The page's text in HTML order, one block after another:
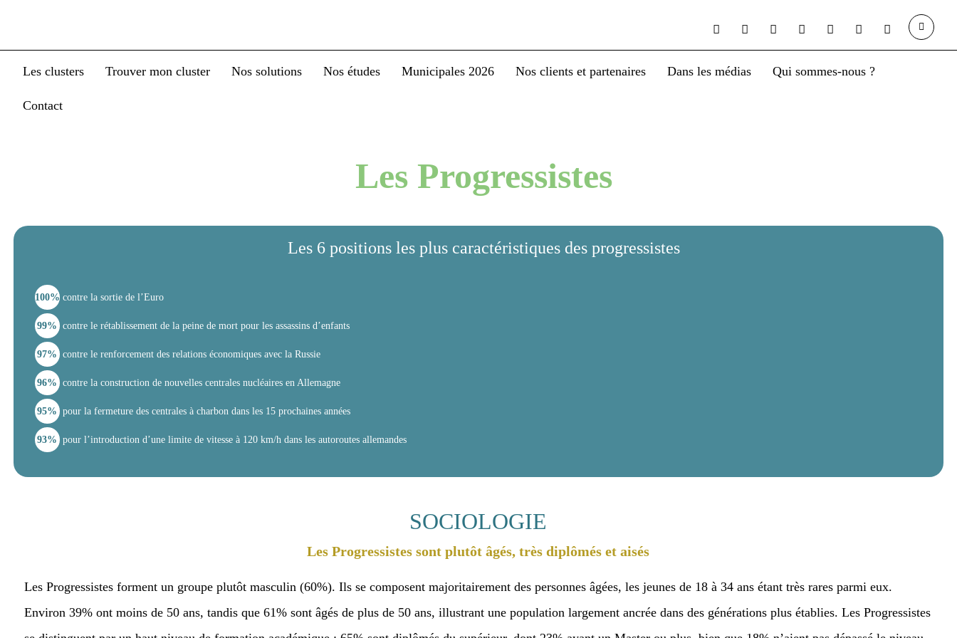
Les clusters Trouver mon cluster Nos solutions Nos études Municipales 2026 Nos clients et partenaires Dans les médias Qui sommes-nous ? Contact
Les 6 positions les plus caractéristiques des progressistes
99% contre le rétablissement de la peine de mort pour les assassins d’enfants
97% contre le renforcement des relations économiques avec la Russie
96% contre la construction de nouvelles centrales nucléaires en Allemagne
95% pour la fermeture des centrales à charbon dans les 15 prochaines années
93% pour l’introduction d’une limite de vitesse à 120 km/h dans les autoroutes allemandes
Les Progressistes sont plutôt âgés, très diplômés et aisés
Les Progressistes forment un groupe plutôt masculin (60%). Ils se composent majoritairement des personnes âgées, les jeunes de 18 à 34 ans étant très rares
parmi eux. Environ 39% ont moins de 50 ans, tandis que 61% sont âgés de plus de 50 ans, illustrant une population largement ancrée dans des générations
plus établies. Les Progressistes se distinguent par un haut niveau de formation académique : 65% sont diplômés du supérieur, dont 23% ayant un Master ou